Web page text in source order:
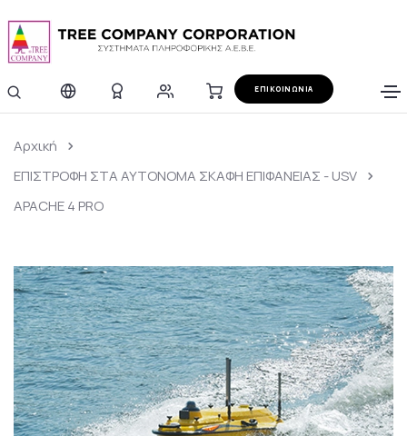
ΕΠΙΚΟΙΝΩΝΙΑ
Αρχική
ΕΠΙΣΤΡΟΦΗ ΣΤΑ ΑΥΤΟΝΟΜΑ ΣΚΑΦΗ ΕΠΙΦΑΝΕΙΑΣ - USV
APACHE 4 PRO